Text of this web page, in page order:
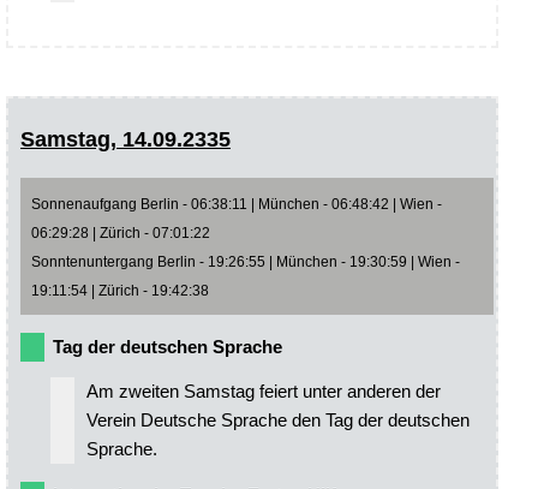
Samstag, 14.09.2335
Sonnenaufgang Berlin - 06:38:11 | München - 06:48:42 | Wien -
06:29:28 | Zürich - 07:01:22
Sonntenuntergang Berlin - 19:26:55 | München - 19:30:59 | Wien -
19:11:54 | Zürich - 19:42:38
Tag der deutschen Sprache
Am zweiten Samstag feiert unter anderen der
Verein Deutsche Sprache den Tag der deutschen
Sprache.